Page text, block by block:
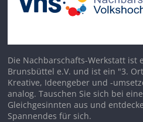
Die Nachbarschafts-Werkstatt ist
Brunsbüttel e.V. und ist ein "3.
Kreative, Ideengeber und -
analog. Tauschen Sie sich bei
Gleichgesinnten aus und
Spannendes für sich.